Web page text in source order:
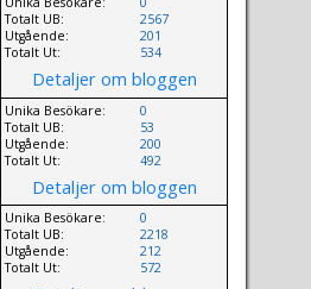
Totalt UB:
Utgående:
Totalt Ut:
2567
201
534
Detaljer om bloggen
Unika Besökare:
Totalt UB:
Utgående:
Totalt Ut:
0
53
200
492
Detaljer om bloggen
Unika Besökare:
Totalt UB:
Utgående:
Totalt Ut:
0
2218
212
572